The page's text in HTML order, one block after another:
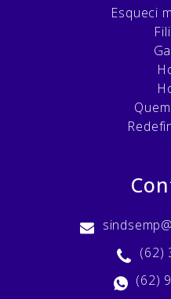
Esqueci
(62)
(62)